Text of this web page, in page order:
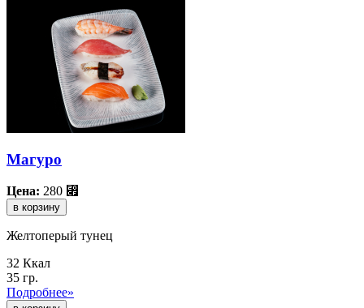
Магуро
Цена: 280 ⃏
в корзину
Желтоперый тунец
32 Ккал
35 гр.
Подробнее»